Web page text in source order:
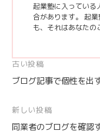
起業塾に入っている
合があります。 起
も、それはあなたの
投
稿
ナ
ビ
古い投稿
ブログ記事で個性を出
新しい投稿
同業者のブログを確認